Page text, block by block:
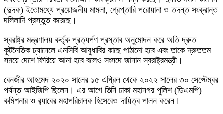
(দুদক) ইতোমধ্যে প্রয়োজনীয় মামলা, গ্রেপ্তারি পরোয়ানা ও তদন্ত সংক্রান্ত
দলিলাদি প্রস্তুত করেছে।
স্বরাষ্ট্র মন্ত্রণালয় কর্তৃক প্রত্যর্পণ প্রস্তাব অনুমোদন করে অতি দ্রুত
কূটনৈতিক চ্যানেলে এনসিবি আবুধাবির কাছে পাঠানো হবে এবং তাকে দ্রুততম
সময়ে দেশে ফিরিয়ে আনা হবে বলেও সংসদে জানান স্বরাষ্ট্রমন্ত্রী।
বেনজীর আহমেদ ২০২০ সালের ১৫ এপ্রিল থেকে ২০২২ সালের ৩০ সেপ্টেম্বর
পর্যন্ত আইজিপি ছিলেন। এর আগে তিনি ঢাকা মহানগর পুলিশ (ডিএমপি)
কমিশনার ও র‌্যাবের মহাপরিচালক হিসেবেও দায়িত্ব পালন করেন।